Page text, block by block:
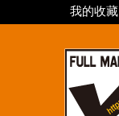
我的收藏